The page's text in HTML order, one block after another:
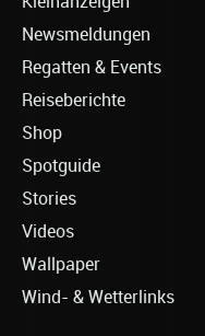
Newsmeldungen
Regatten & Events
Reiseberichte
Shop
Spotguide
Stories
Videos
Wallpaper
Wind- & Wetterlinks